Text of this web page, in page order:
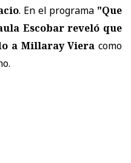
. En el programa "Que
Escobar reveló que
a Millaray Viera como